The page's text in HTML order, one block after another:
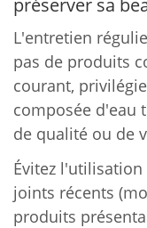
préserver sa
L'entretien
pas de produits
courant,
composée d'eau
de qualité ou de
Évitez
joints récents
produits